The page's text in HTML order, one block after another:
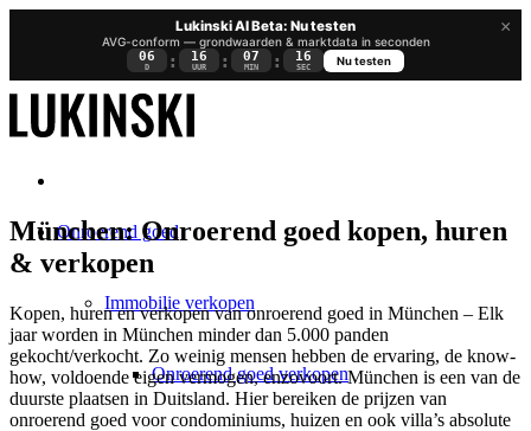
×
Lukinski AI Beta: Nu testen
AVG-conform — grondwaarden & marktdata in seconden
06
D : 16
UUR : 07
MIN : 15
SEC
Nu testen
Onroerend goed
Immobilie verkopen
Onroerend goed verkopen
München: Onroerend goed kopen, huren
& verkopen
Kopen, huren en verkopen van onroerend goed in München – Elk
jaar worden in München minder dan 5.000 panden
gekocht/verkocht. Zo weinig mensen hebben de ervaring, de know-
how, voldoende eigen vermogen, enzovoort. München is een van de
duurste plaatsen in Duitsland. Hier bereiken de prijzen van
onroerend goed voorcondominiums, huizen en ook villa’s absolute